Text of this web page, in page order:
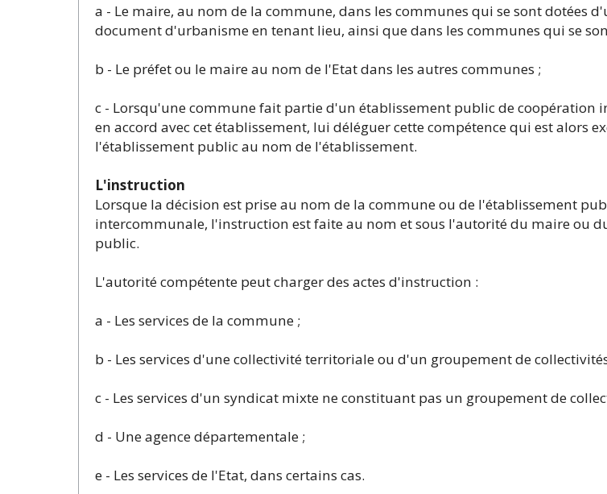
a - Le maire, au nom de la commune, dans les communes qui se sont dotées
document d'urbanisme en tenant lieu, ainsi que dans les communes qui se
b - Le préfet ou le maire au nom de l'Etat dans les autres communes ;
c - Lorsqu'une commune fait partie d'un établissement public de coopération
en accord avec cet établissement, lui déléguer cette compétence qui est alors
l'établissement public au nom de l'établissement.
L'instruction
Lorsque la décision est prise au nom de la commune ou de l'établissement
intercommunale, l'instruction est faite au nom et sous l'autorité du maire ou
public.
L'autorité compétente peut charger des actes d'instruction :
a - Les services de la commune ;
b - Les services d'une collectivité territoriale ou d'un groupement de
c - Les services d'un syndicat mixte ne constituant pas un groupement de
d - Une agence départementale ;
e - Les services de l'Etat, dans certains cas.